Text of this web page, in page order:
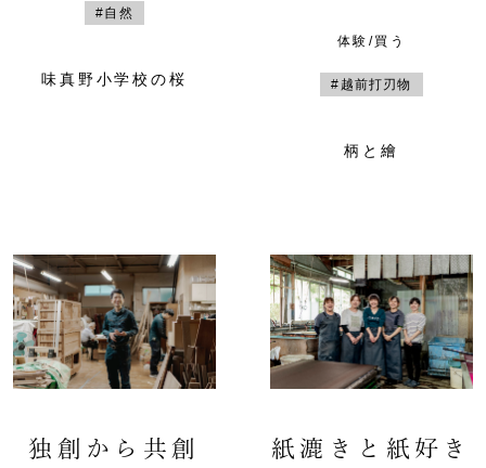
#自然
味真野小学校の桜
体験/買う
#越前打刃物
柄と繪
独創から共創 紙漉きと紙好き